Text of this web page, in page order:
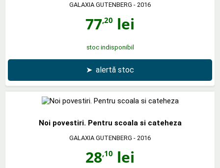
GALAXIA GUTENBERG - 2016
77,20 lei
stoc indisponibil
➤ alertă stoc
Noi povestiri. Pentru scoala si cateheza
GALAXIA GUTENBERG - 2016
28,10 lei